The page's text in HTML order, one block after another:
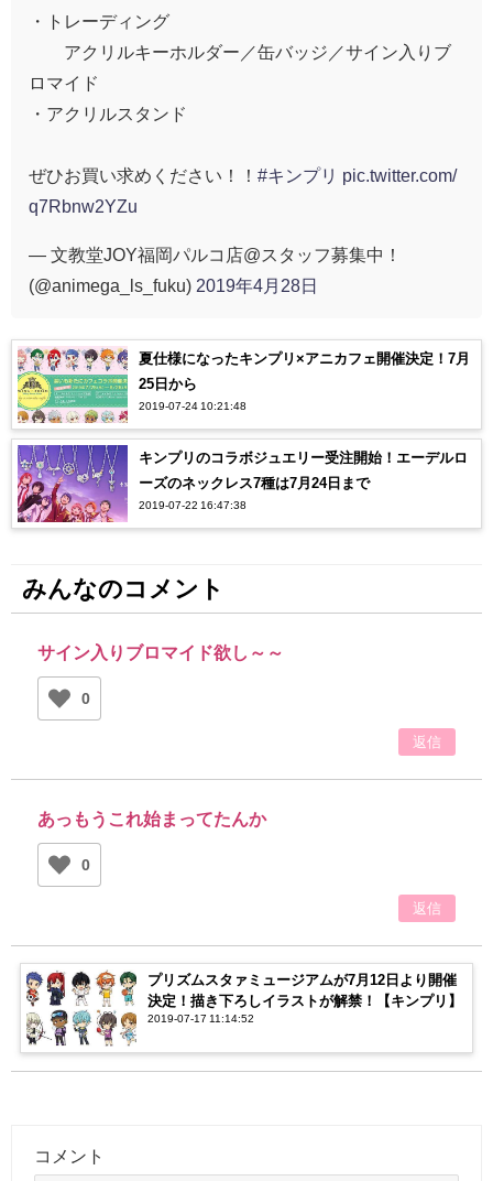
・トレーディング
アクリルキーホルダー／缶バッジ／サイン入りブ
ロマイド
・アクリルスタンド
ぜひお買い求めください！！ #キンプリ pic.twitter.com/
q7Rbnw2YZu
— 文教堂JOY福岡パルコ店@スタッフ募集中！
(@animega_ls_fuku) 2019年4月28日
夏仕様になったキンプリ×アニカフェ開催決定！7月
25日から
2019-07-24 10:21:48
キンプリのコラボジュエリー受注開始！エーデルロ
ーズのネックレス7種は7月24日まで
2019-07-22 16:47:38
みんなのコメント
サイン入りブロマイド欲し～～
0
返信
あっもうこれ始まってたんか
0
返信
プリズムスタァミュージアムが7月12日より開催
決定！描き下ろしイラストが解禁！【キンプリ】
2019-07-17 11:14:52
コメント